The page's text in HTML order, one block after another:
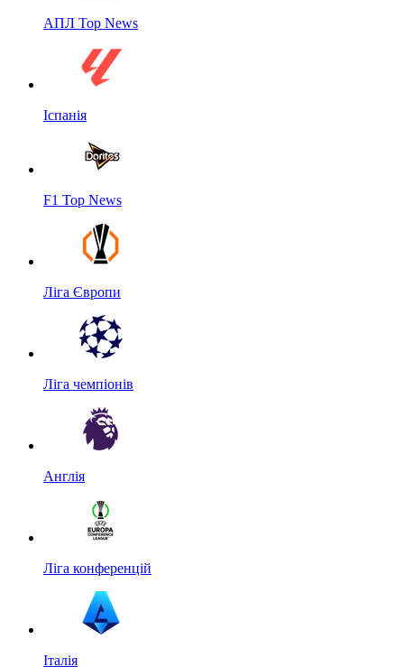
АПЛ Top News
Іспанія
F1 Top News
Ліга Європи
Ліга чемпіонів
Англія
Ліга конференцій
Італія